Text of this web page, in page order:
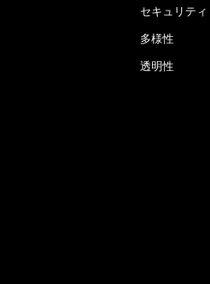
セキュリティ
多様性
透明性